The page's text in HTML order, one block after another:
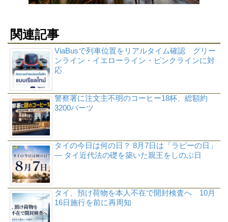
関連記事
ViaBusで列車位置をリアルタイム確認 グリー
ンライン・イエローライン・ピンクラインに対
応
警察署に注文主不明のコーヒー18杯、総額約
3200バーツ
タイの今日は何の日？ 8月7日は「ラピーの日」
― タイ近代法の礎を築いた親王をしのぶ日
タイ、預け荷物を本人不在で開封検査へ 10月
16日施行を前に再周知